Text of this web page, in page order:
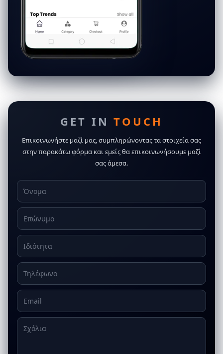
GET INTOUCH
Επικοινωνήστε μαζί μας, συμπληρώνοντας τα στοιχεία σας
στην παρακάτω φόρμα και εμείς θα επικοινωνήσουμε μαζί
σας άμεσα.